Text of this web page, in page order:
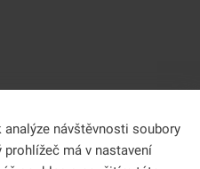
návštěvnosti soubory
má v nastavení